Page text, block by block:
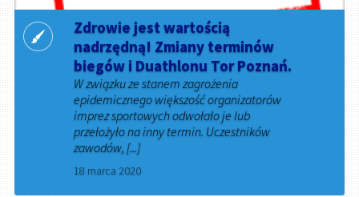
Zdrowie jest wartością
nadrzędną! Zmiany terminów
biegów i Duathlonu Tor Poznań.
W związku ze stanem zagrożenia
epidemicznego większość organizatorów
imprez sportowych odwołało je lub
przełożyło na inny termin. Uczestników
zawodów, [...]
18 marca 2020